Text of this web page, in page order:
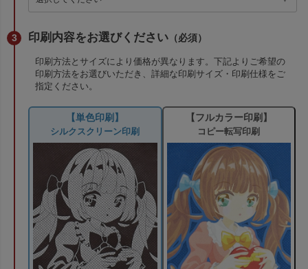
印刷内容をお選びください （必須）
印刷方法とサイズにより価格が異なります。下記よりご希望の
印刷方法をお選びいただき、詳細な印刷サイズ・印刷仕様をご
指定ください。
【単色印刷】
シルクスクリーン印刷
【フルカラー印刷】
コピー転写印刷